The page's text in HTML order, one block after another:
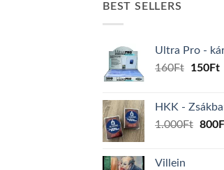
BEST SELLERS
Ultra Pro -
160Ft
Original
160Ft.
150Ft
HKK -
1.000Ft 800
Villein